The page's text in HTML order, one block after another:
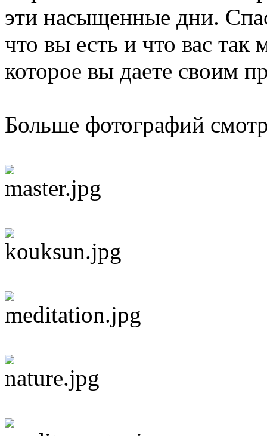
эти насыщенные дни.
что вы есть и что вас так
которое вы даете своим
Больше фотографий